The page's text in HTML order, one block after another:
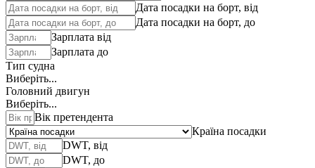
Дата посадки на борт, від
Дата посадки на борт, до
Зарплата від
Зарплата до
Тип судна
Виберіть...
Головний двигун
Виберіть...
Вік претендента
Країна посадки
DWT, від
DWT, до